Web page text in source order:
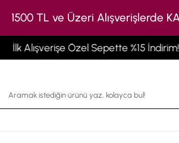
1500 TL ve Üzeri Alışverişlerde
İlk Alışverişe Özel Sepette %15 İndirim!